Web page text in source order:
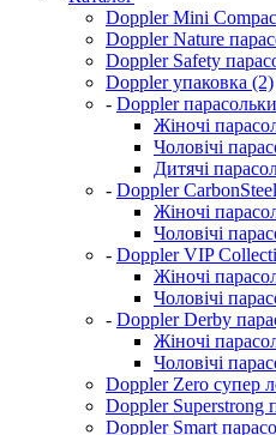
Doppler Mini
Doppler Nature
Doppler Safety
Doppler упаковка (2)
- Doppler
Жіночі
Чоловічі
Дитячі
- Doppler
Жіночі
Чоловічі
- Doppler VIP
Жіночі
Чоловічі
- Doppler Derby
Жіночі
Чоловічі
Doppler Zero супер
Doppler Superstrong
Doppler Smart